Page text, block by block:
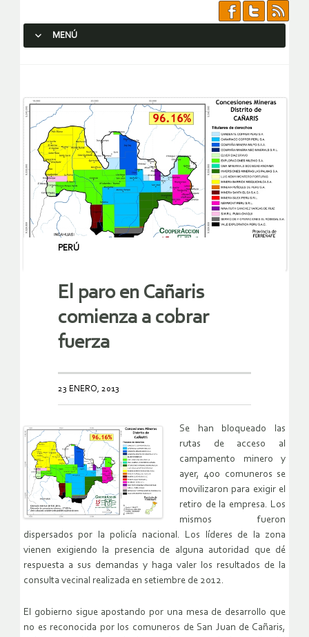
MENÚ
PERÚ
El paro en Cañaris
comienza a cobrar
fuerza
23 ENERO, 2013
Se han bloqueado las
rutas de acceso al
campamento minero y
ayer, 400 comuneros se
movilizaron para exigir el
retiro de la empresa. Los
mismos fueron
dispersados por la policía nacional. Los líderes de la zona
vienen exigiendo la presencia de alguna autoridad que dé
respuesta a sus demandas y haga valer los resultados de la
consulta vecinal realizada en setiembre de 2012.
El gobierno sigue apostando por una mesa de desarrollo que
no es reconocida por los comuneros de San Juan de Cañaris,